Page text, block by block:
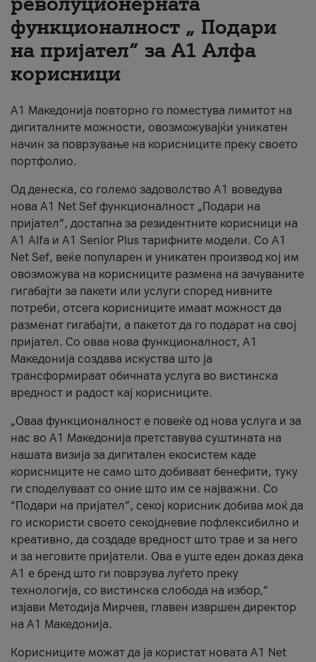
За нас
#ПодобарОнлајн
функционалност „ Подари
на пријател“ за А1 Алфа
корисници
А1 Македонија повторно го поместува лимитот на
дигиталните можности, овозможувајќи уникатен
начин за поврзување на корисниците преку своето
портфолио.
Од денеска, со големо задоволство А1 воведува
нова A1 Net Sef функционалност „Подари на
пријател“, достапна за резидентните корисници на
А1 Alfa и A1 Senior Plus тарифните модели. Со A1
Net Sef, веќе популарен и уникатен производ кој им
овозможува на корисниците размена на зачуваните
гигабајти за пакети или услуги според нивните
потреби, отсега корисниците имаат можност да
разменат гигабајти, а пакетот да го подарат на свој
пријател. Со оваа нова функционалност, А1
Македонија создава искуства што ја
трансформираат обичната услуга во вистинска
вредност и радост кај корисниците.
„Оваа функционалност е повеќе од нова услуга и за
нас во А1 Македонија претставува суштината на
нашата визија за дигитален екосистем каде
корисниците не само што добиваат бенефити, туку
ги споделуваат со оние што им се најважни. Со
“Подари на пријател”, секој корисник добива моќ да
го искористи своето секојдневие пофлексибилно и
креативно, да создаде вредност што трае и за него
и за неговите пријатели. Ова е уште еден доказ дека
А1 е бренд што ги поврзува луѓето преку
технологија, со вистинска слобода на избор,“
изјави Методија Мирчев, главен извршен директор
на А1 Македонија.
Корисниците можат да ја користат новата А1 Net